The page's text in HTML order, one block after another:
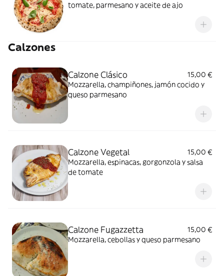
tomate, parmesano y aceite de ajo
Calzones
Calzone Clásico
15,00 €
Mozzarella, champiñones, jamón cocido y
queso parmesano
Calzone Vegetal
15,00 €
Mozzarella, espinacas, gorgonzola y salsa
de tomate
Calzone Fugazzetta
15,00 €
Mozzarella, cebollas y queso parmesano